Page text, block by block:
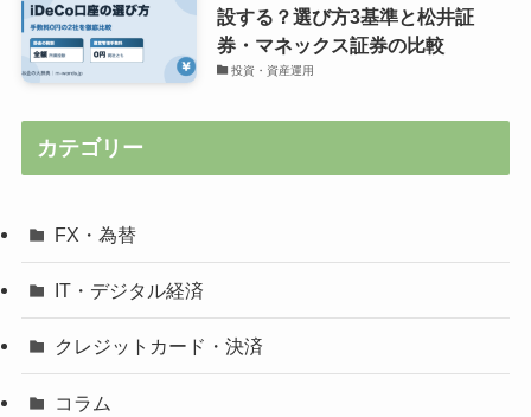
設する？選び方3基準と松井証
券・マネックス証券の比較
投資・資産運用
カテゴリー
FX・為替
IT・デジタル経済
クレジットカード・決済
コラム